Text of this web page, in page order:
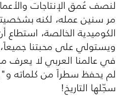
لنصف عُمق الإنتاجات
مر سنين عمله، لكنه
الكوميدية الخالصة، استطاع
ويستولي على محبتنا
في عالمنا العربي لا يعرف
لم يحفظ سطراً من كلماته
سجّلها التاريخ!